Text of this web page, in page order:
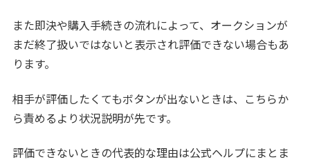
また即決や購入手続きの流れによって、オークションが
まだ終了扱いではないと表示され評価できない場合もあ
ります。
相手が評価したくてもボタンが出ないときは、こちらか
ら責めるより状況説明が先です。
評価できないときの代表的な理由は公式ヘルプにまとま